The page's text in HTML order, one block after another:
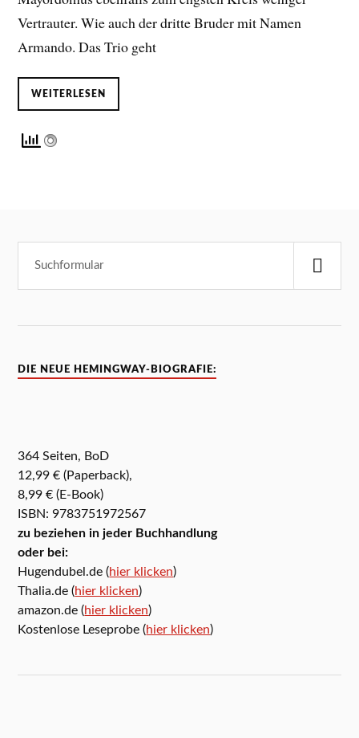
Vertrauter. Wie auch der dritte Bruder mit Namen
Armando. Das Trio geht
WEITERLESEN
DIE NEUE HEMINGWAY-BIOGRAFIE:
364 Seiten, BoD
12,99 € (Paperback),
8,99 € (E-Book)
ISBN: 9783751972567
zu beziehen in jeder Buchhandlung
oder bei:
Hugendubel.de (hier klicken)
Thalia.de (hier klicken)
amazon.de (hier klicken)
Kostenlose Leseprobe (hier klicken)